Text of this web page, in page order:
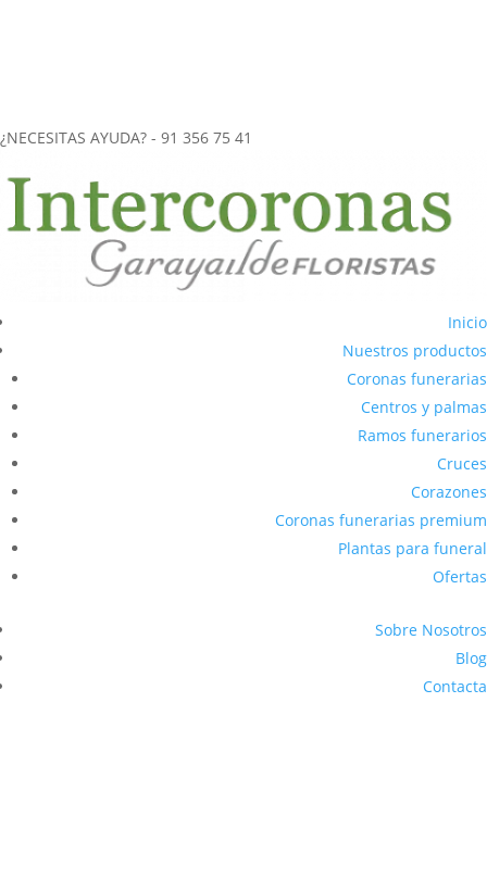
¿NECESITAS AYUDA? - 91 356 75 41
Inicio
Nuestros productos
Coronas funerarias
Centros y palmas
Ramos funerarios
Cruces
Corazones
Coronas funerarias premium
Plantas para funeral
Ofertas
Sobre Nosotros
Blog
Contacta